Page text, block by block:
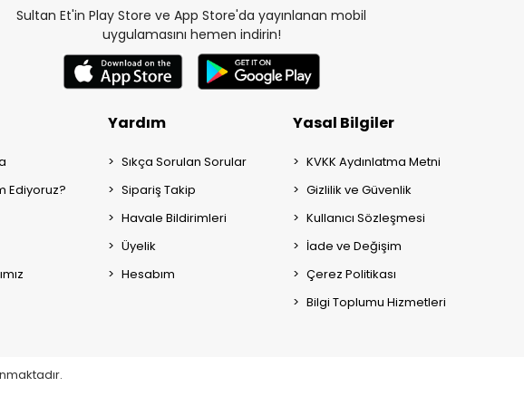
Sultan Et'in Play Store ve App Store'da yayınlanan mobil
uygulamasını hemen indirin!
Ediyoruz?
Yardım
Sıkça Sorulan Sorular
Sipariş Takip
Havale Bildirimleri
Üyelik
Hesabım
Yasal Bilgiler
KVKK Aydınlatma Metni
Gizlilik ve Güvenlik
Kullanıcı Sözleşmesi
İade ve Değişim
Çerez Politikası
Bilgi Toplumu Hizmetleri